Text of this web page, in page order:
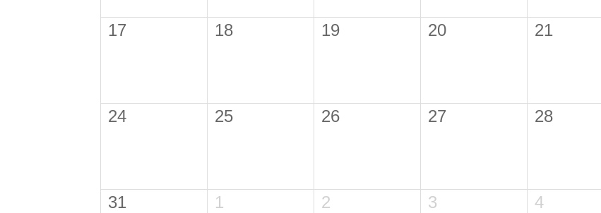
17 18 19 20 21
24 25 26 27 28
31 1 2 3 4